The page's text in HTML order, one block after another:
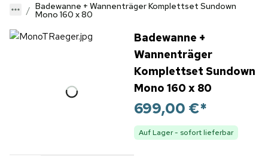
Badewanne + Wannenträger Komplettset Sundown
Mono 160 x 80
Badewanne +
Wannenträger
Komplettset Sundown
Mono 160 x 80
699,00 €*
Auf Lager - sofort lieferbar